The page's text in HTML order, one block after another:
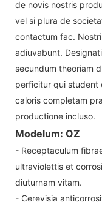
de novis nostris
vel si plura de
contactum fac.
adiuvabunt.
secundum theoriam
perficitur qui student
caloris completam
productione incluso.
Modelum: OZ
- Receptaculum
ultraviolettis et
diuturnam vitam.
- Cerevisia